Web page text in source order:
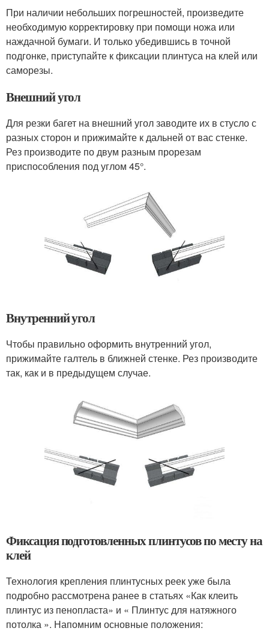
При наличии небольших погрешностей, произведите
необходимую корректировку при помощи ножа или
наждачной бумаги. И только убедившись в точной
подгонке, приступайте к фиксации плинтуса на клей или
саморезы.
Внешний угол
Для резки багет на внешний угол заводите их в стусло с
разных сторон и прижимайте к дальней от вас стенке.
Рез производите по двум разным прорезам
приспособления под углом 45°.
Внутренний угол
Чтобы правильно оформить внутренний угол,
прижимайте галтель в ближней стенке. Рез производите
так, как и в предыдущем случае.
Фиксация подготовленных плинтусов по месту на
клей
Технология крепления плинтусных реек уже была
подробно рассмотрена ранее в статьях «Как клеить
плинтус из пенопласта» и « Плинтус для натяжного
потолка ». Напомним основные положения: